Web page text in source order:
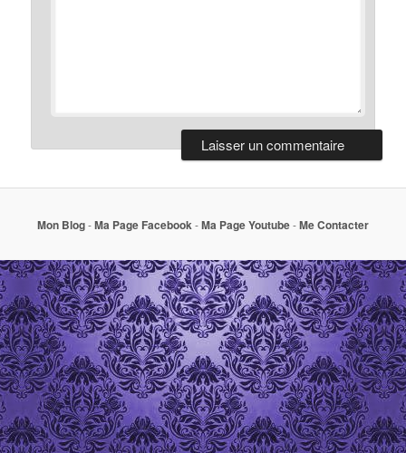
Mon Blog-Ma Page Facebook -Ma Page Youtube-Me Contacter